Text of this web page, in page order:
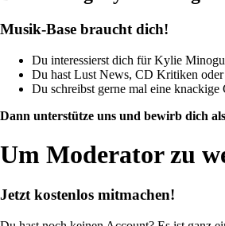
Musik-Base braucht dich!
Du interessierst dich für Kylie
Du hast Lust News, CD Kritiken
Du schreibst gerne mal eine
Dann unterstütze uns und bewirb dich
Um Moderator zu
Jetzt kostenlos mitmachen!